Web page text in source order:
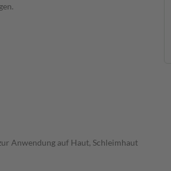
Anwendung auf Haut, Schleimhaut